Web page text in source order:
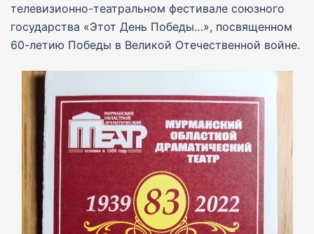
телевизионно-театральном фестивале союзного
государства «Этот День Победы…», посвященном
60-летию Победы в Великой Отечественной войне.